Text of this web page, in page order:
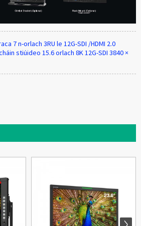
7 n-orlach 3RU le 12G-SDI /HDMI 2.0
stiúideo 15.6 orlach 8K 12G-SDI 3840 ×